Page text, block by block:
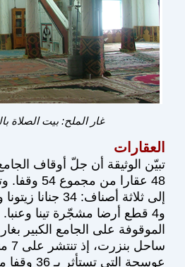
غار الملح: بيت الصلاة
العقارات
تبيّن الوثيقة أن جلّ أوقاف
48 عقارا من
و4 قطع أرضا مشجّرة تينا
الموقوفة على الجامع الكبير